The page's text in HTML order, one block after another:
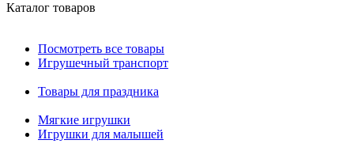
Каталог товаров
Посмотреть все товары
Игрушечный транспорт
Товары для праздника
Мягкие игрушки
Игрушки для малышей